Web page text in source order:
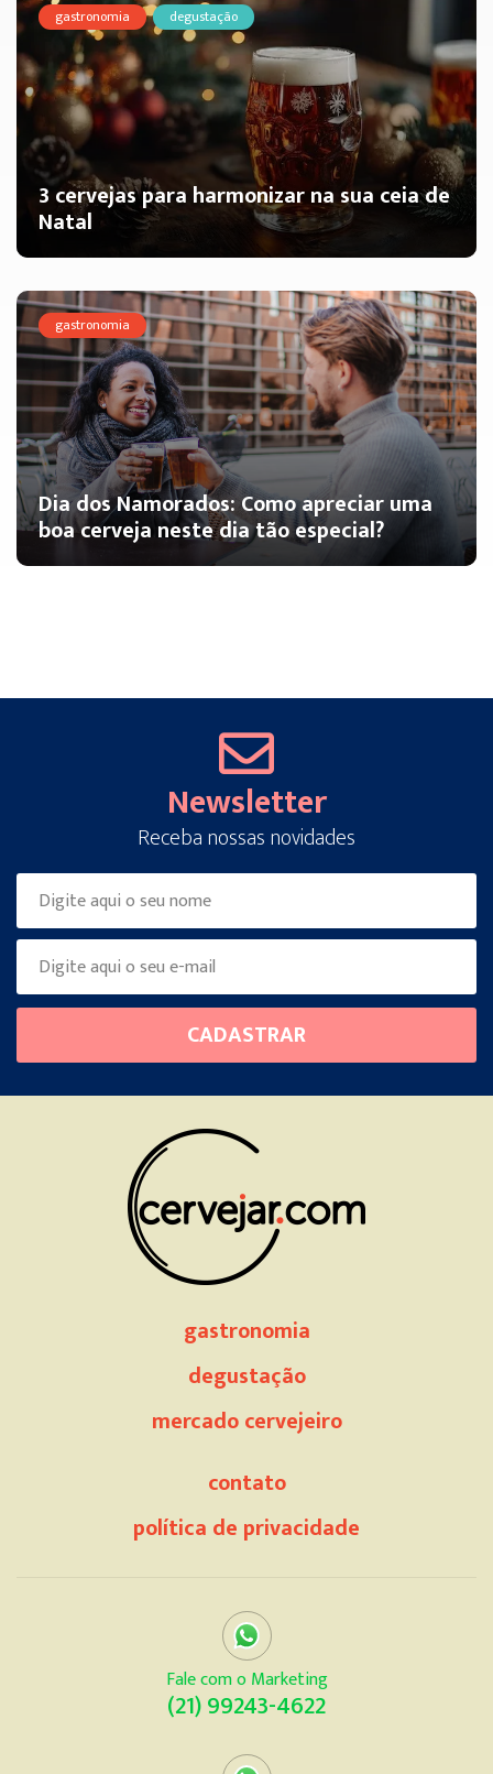
gastronomia degustação
3 cervejas para harmonizar na sua ceia de
Natal
gastronomia
Dia dos Namorados: Como apreciar uma
boa cerveja neste dia tão especial?
Newsletter
Receba nossas novidades
this
field
CADASTRAR
gastronomia
degustação
mercado cervejeiro
contato
política de privacidade
Fale com o Marketing
(21) 99243-4622